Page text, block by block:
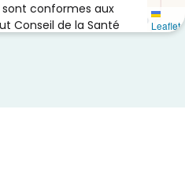
sont conformes aux
Conseil de la Santé
Leaflet